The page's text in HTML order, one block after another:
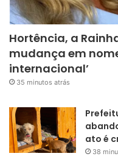
Hortência, a
mudança em
internacional’
35 minutos atrás
ato é
38